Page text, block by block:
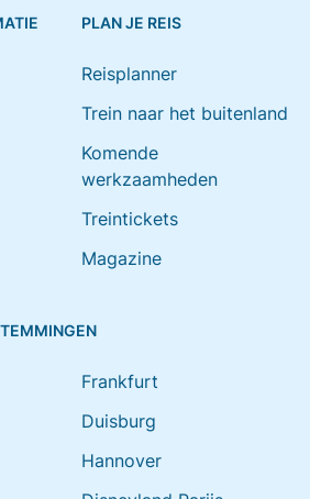
PLAN JE REIS
Reisplanner
Trein naar het buitenland
Komende
werkzaamheden
Treintickets
Magazine
Frankfurt
Duisburg
Hannover